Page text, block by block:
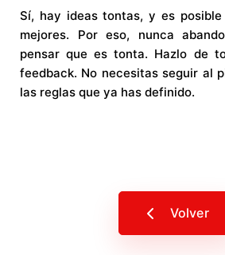
Sí, hay ideas tontas, y es
mejores. Por eso, nunca
pensar que es tonta. Hazlo de
feedback. No necesitas seguir al
las reglas que ya has definido.
Volver